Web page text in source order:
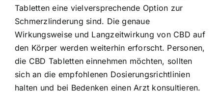
Tabletten eine vielversprechende Option zur
Schmerzlinderung sind. Die genaue
Wirkungsweise und Langzeitwirkung von CBD auf
den Körper werden weiterhin erforscht. Personen,
die CBD Tabletten einnehmen möchten, sollten
sich an die empfohlenen Dosierungsrichtlinien
halten und bei Bedenken einen Arzt konsultieren.